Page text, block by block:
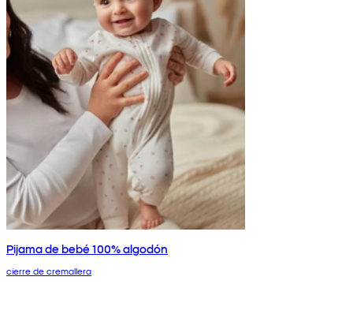
Pijama de bebé 100% algodón
cierre de cremallera